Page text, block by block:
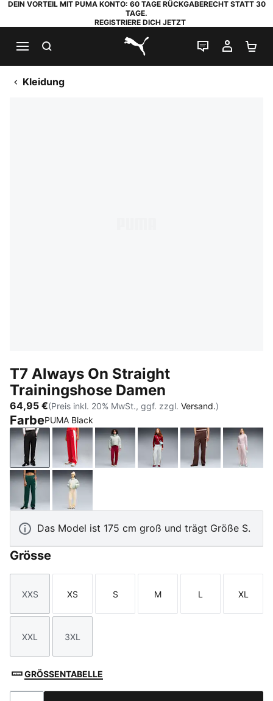
DEIN VORTEIL MIT PUMA KONTO: 60 TAGE RÜCKGABERECHT STATT 30
TAGE.
REGISTRIERE DICH JETZT
PUMA.com
LIVE-CHAT
MEIN
Kleidung
T7 Always On Straight
Trainingshose Damen
64,95 €(Preis inkl. 20% MwSt., ggf. zzgl. Versand.)
FarbePUMA Black
PUMA BlackFor All Time RedGarnet Glow-Créme De Mint
Créme De Mint-Garnet
ChocolateMisty
Green TerrainButtercream-Créme De Mint
Das Model ist 175 cm groß und trägt Größe S.
Grösse
Größe
XXS
Größe
XS
Größe
S
Größe
M
Größe
L
Größe
XL
Größe
XXL
Größe
3XL
GRÖSSENTABELLE